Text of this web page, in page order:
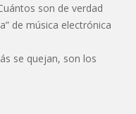
son de verdad
de música electrónica
se quejan, son los